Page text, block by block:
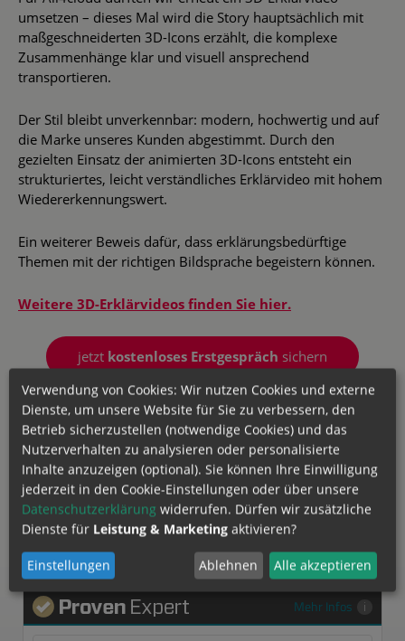
umsetzen – dieses Mal wird die Story hauptsächlich mit
maßgeschneiderten 3D-Icons erzählt, die komplexe
Zusammenhänge klar und visuell ansprechend
transportieren.
Der Stil bleibt unverkennbar: modern, hochwertig und auf
die Marke unseres Kunden abgestimmt. Durch den
gezielten Einsatz der animierten 3D-Icons entsteht ein
strukturiertes, leicht verständliches Erklärvideo mit hohem
Wiedererkennungswert.
Ein weiterer Beweis dafür, dass erklärungsbedürftige
Themen mit der richtigen Bildsprache begeistern können.
Weitere 3D-Erklärvideos finden Sie hier.
jetzt kostenloses Erstgespräch sichern
Kunde
All4cloud
Branche
Softwarebranche
Mehr Infos
Verwendung von Cookies: Wir nutzen Cookies und externe
Dienste, um unsere Website für Sie zu verbessern, den
Betrieb sicherzustellen (notwendige Cookies) und das
Nutzerverhalten zu analysieren oder personalisierte
Inhalte anzuzeigen (optional). Sie können Ihre Einwilligung
jederzeit in den Cookie-Einstellungen oder über unsere
Datenschutzerklärung widerrufen. Dürfen wir zusätzliche
Dienste für Leistung & Marketing aktivieren?
Einstellungen Ablehnen Alle akzeptieren